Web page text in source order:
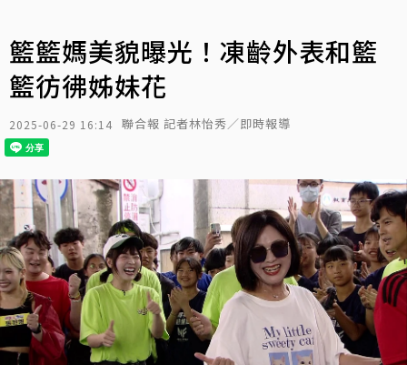
籃籃媽美貌曝光！凍齡外表和籃
籃彷彿姊妹花
2025-06-29 16:14 聯合報 記者林怡秀／即時報導